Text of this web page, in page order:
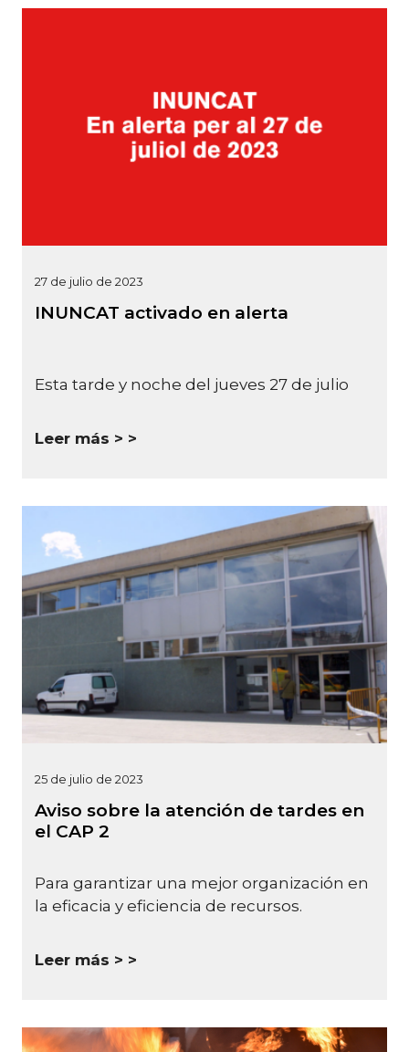
27 de julio de 2023
INUNCAT activado en alerta
Esta tarde y noche del jueves 27 de julio
Leer más >
25 de julio de 2023
Aviso sobre la atención de tardes en
el CAP 2
Para garantizar una mejor organización en
la eficacia y eficiencia de recursos.
Leer más >